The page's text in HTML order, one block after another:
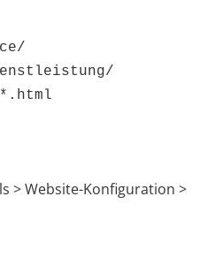
> Website-Konfiguration >